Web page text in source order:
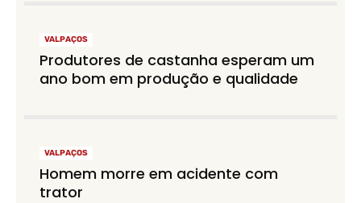
VALPAÇOS
Produtores de castanha esperam um
ano bom em produção e qualidade
VALPAÇOS
Homem morre em acidente com
trator